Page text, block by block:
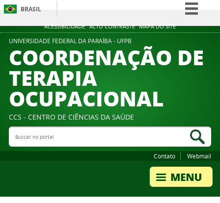
ACESSIBILIDADE ALTO CONTRASTE MAPA DO SITE
BRASIL
Simplifique!
Participe
Acesso à informação
Canais
UNIVERSIDADE FEDERAL DA PARAÍBA - UFPB
COORDENAÇÃO DE
TERAPIA
OCUPACIONAL
CCS - CENTRO DE CIÊNCIAS DA SAÚDE
Buscar no portal
Contato Webmail